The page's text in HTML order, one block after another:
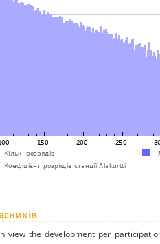
view the development per